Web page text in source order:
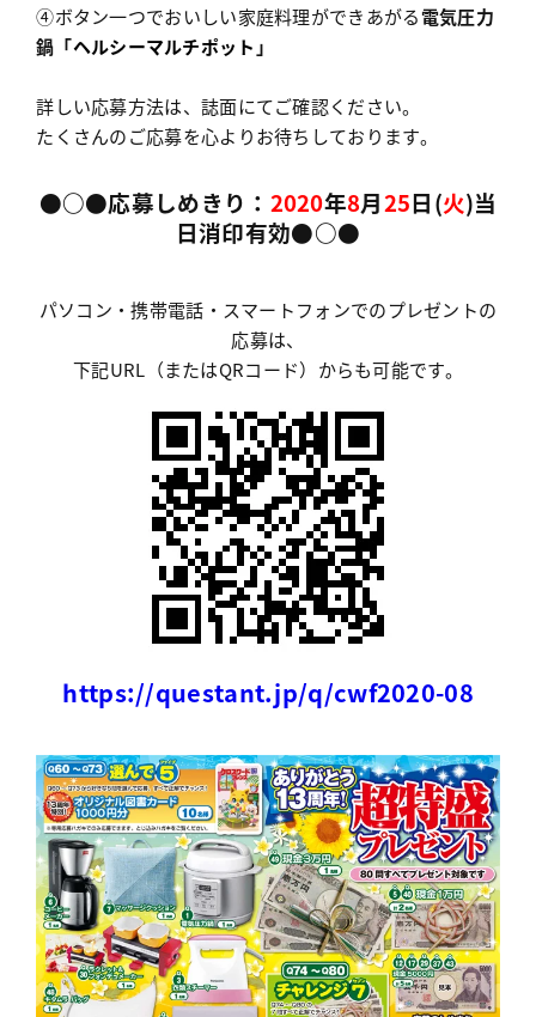
④ボタン一つでおいしい家庭料理ができあがる電気圧力
鍋「ヘルシーマルチポット 」
詳しい応募方法は、誌面にてご確認ください。
たくさんのご応募を心よりお待ちしております。
●○●応募しめきり： 2020年8月25日(火)当
日消印有効●○●
パソコン・携帯電話・スマートフォンでのプレゼントの
応募は、
下記URL（またはQRコード）からも可能です。
https://questant.jp/q/cwf2020-08